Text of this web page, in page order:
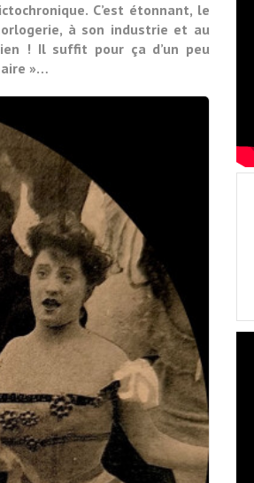
C’est étonnant, le
à son industrie et au
! Il suffit pour ça d’un peu
»…